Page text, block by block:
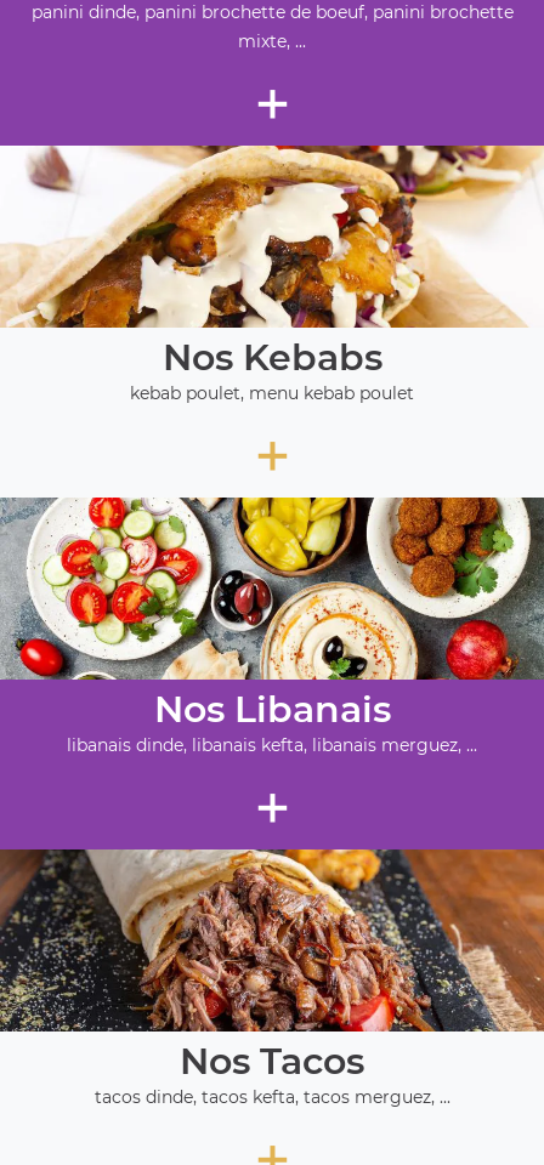
panini dinde, panini brochette de boeuf, panini brochette
mixte, ...
+
Nos Kebabs
kebab poulet, menu kebab poulet
+
Nos Libanais
libanais dinde, libanais kefta, libanais merguez, ...
+
Nos Tacos
tacos dinde, tacos kefta, tacos merguez, ...